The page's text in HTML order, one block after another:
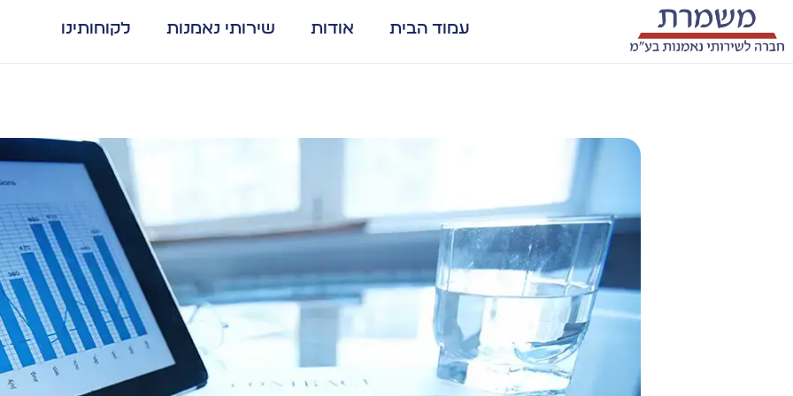
עמוד הבית אודות שירותי נאמנות לקוחותינו